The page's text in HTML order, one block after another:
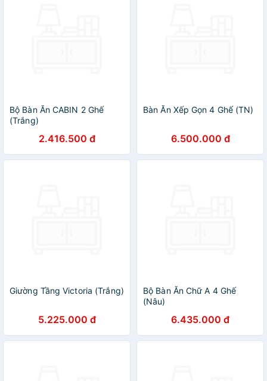
Bộ Bàn Ăn CABIN 2 Ghế
(Trắng)
2.416.500 đ
Bàn Ăn Xếp Gọn 4 Ghế (TN)
6.500.000 đ
Giường Tầng Victoria (Trắng)
5.225.000 đ
Bộ Bàn Ăn Chữ A 4 Ghế
(Nâu)
6.435.000 đ